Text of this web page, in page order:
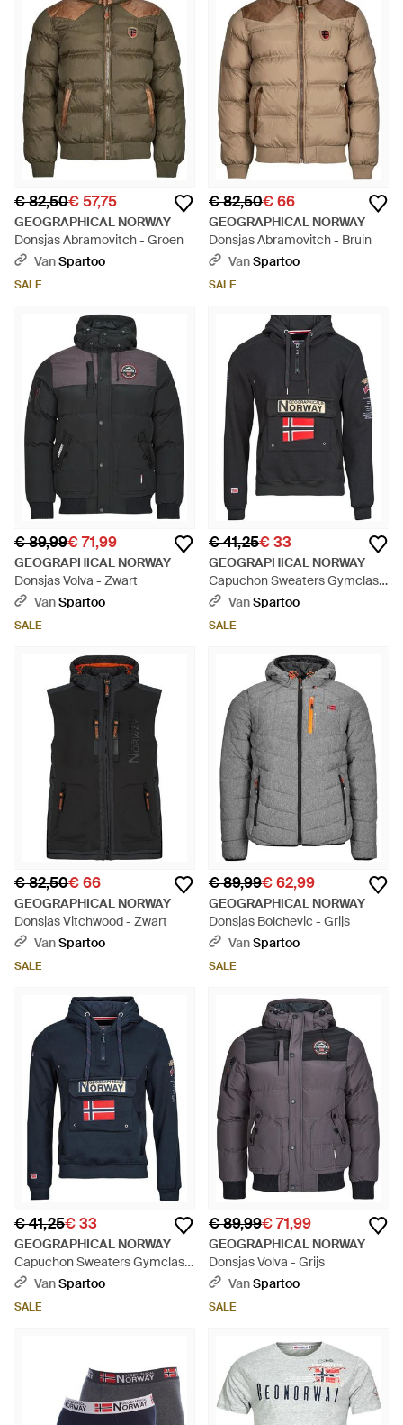
€ 82,50€ 57,75
GEOGRAPHICAL NORWAY
Donsjas Abramovitch - Groen
VanSpartoo
SALE
€ 82,50€ 66
GEOGRAPHICAL NORWAY
Donsjas Abramovitch - Bruin
VanSpartoo
SALE
€ 89,99€ 71,99
GEOGRAPHICAL NORWAY
Donsjas Volva - Zwart
VanSpartoo
SALE
€ 41,25€ 33
GEOGRAPHICAL NORWAY
Capuchon Sweaters Gymclass
- Grijs
VanSpartoo
SALE
€ 82,50€ 66
GEOGRAPHICAL NORWAY
Donsjas Vitchwood - Zwart
VanSpartoo
SALE
€ 89,99€ 62,99
GEOGRAPHICAL NORWAY
Donsjas Bolchevic - Grijs
VanSpartoo
SALE
€ 41,25€ 33
GEOGRAPHICAL NORWAY
Capuchon Sweaters Gymclass
- Blauw
VanSpartoo
SALE
€ 89,99€ 71,99
GEOGRAPHICAL NORWAY
Donsjas Volva - Grijs
VanSpartoo
SALE